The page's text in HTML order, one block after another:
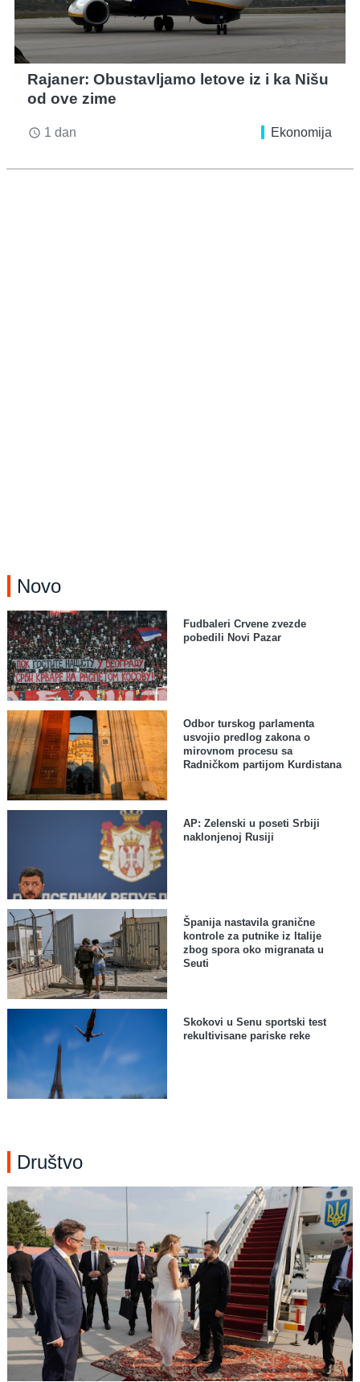
Rajaner: Obustavljamo letove iz i ka Nišu
od ove zime
access_time 1 dan Ekonomija
Novo
Fudbaleri Crvene zvezde
pobedili Novi Pazar
Odbor turskog parlamenta
usvojio predlog zakona o
mirovnom procesu sa
Radničkom partijom Kurdistana
AP: Zelenski u poseti Srbiji
naklonjenoj Rusiji
Španija nastavila granične
kontrole za putnike iz Italije
zbog spora oko migranata u
Seuti
Skokovi u Senu sportski test
rekultivisane pariske reke
Društvo